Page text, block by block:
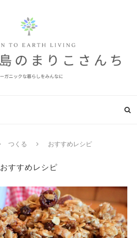
つくる おすすめレシピ
おすすめレシピ